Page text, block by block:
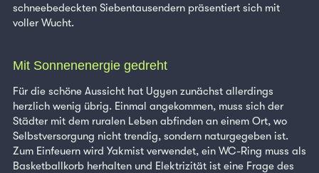
schneebedeckten Siebentausendern präsentiert sich mit
voller Wucht.
Mit Sonnenenergie gedreht
Für die schöne Aussicht hat Ugyen zunächst allerdings
herzlich wenig übrig. Einmal angekommen, muss sich der
Städter mit dem ruralen Leben abfinden an einem Ort, wo
Selbstversorgung nicht trendig, sondern naturgegeben ist.
Zum Einfeuern wird Yakmist verwendet, ein WC-Ring muss als
Basketballkorb herhalten und Elektrizität ist eine Frage des